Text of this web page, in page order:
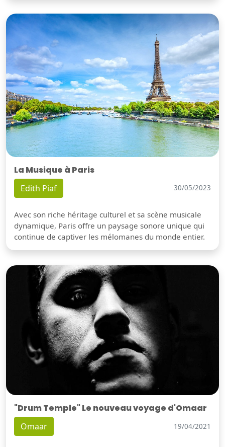
La Musique à Paris
Edith Piaf 30/05/2023
Avec son riche héritage culturel et sa scène musicale
dynamique, Paris offre un paysage sonore unique qui
continue de captiver les mélomanes du monde entier.
"Drum Temple" Le nouveau voyage d'Omaar
Omaar 19/04/2021